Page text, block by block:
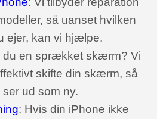
så uanset hvilken
ejer, kan vi hjælpe.
du en sprækket skærm? Vi
skifte din skærm, så
ud som ny.
: Hvis din iPhone ikke